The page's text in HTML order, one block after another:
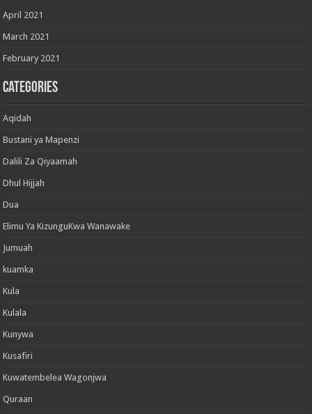
April 2021
March 2021
February 2021
Categories
Aqidah
Bustani ya Mapenzi
Dalili Za Qiyaamah
Dhul Hijjah
Dua
Elimu Ya KizunguKwa Wanawake
Jumuah
kuamka
Kula
Kulala
Kunywa
Kusafiri
Kuwatembelea Wagonjwa
Quraan